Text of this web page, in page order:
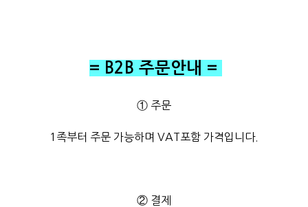
= B2B 주문안내 =
① 주문
1족부터 주문 가능하며 VAT포함 가격입니다.
② 결제